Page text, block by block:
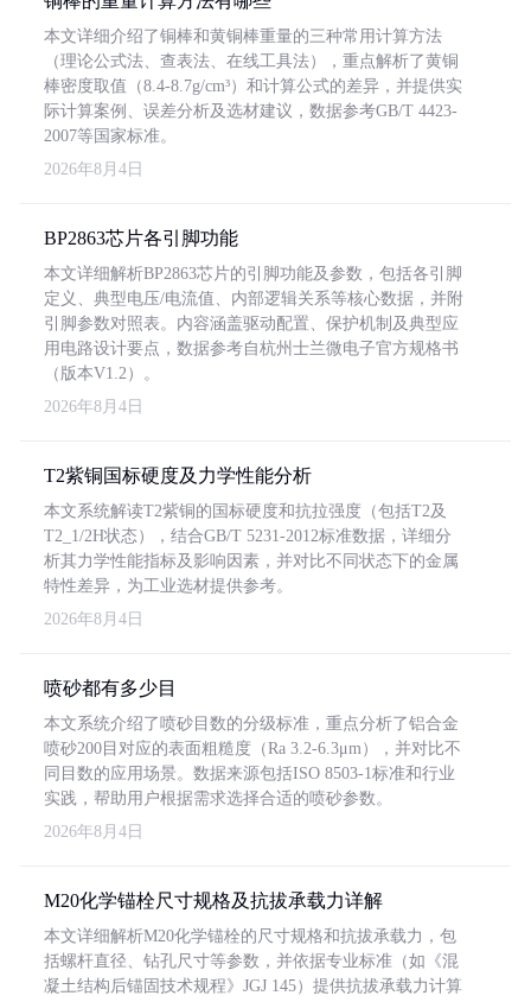
本文详细介绍了铜棒和黄铜棒重量的三种常用计算方法
（理论公式法、查表法、在线工具法），重点解析了黄铜
棒密度取值（8.4-8.7g/cm³）和计算公式的差异，并提供实
际计算案例、误差分析及选材建议，数据参考GB/T 4423-
2007等国家标准。
2026年8月4日
BP2863芯片各引脚功能
本文详细解析BP2863芯片的引脚功能及参数，包括各引脚
定义、典型电压/电流值、内部逻辑关系等核心数据，并附
引脚参数对照表。内容涵盖驱动配置、保护机制及典型应
用电路设计要点，数据参考自杭州士兰微电子官方规格书
（版本V1.2）。
2026年8月4日
T2紫铜国标硬度及力学性能分析
本文系统解读T2紫铜的国标硬度和抗拉强度（包括T2及
T2_1/2H状态），结合GB/T 5231-2012标准数据，详细分
析其力学性能指标及影响因素，并对比不同状态下的金属
特性差异，为工业选材提供参考。
2026年8月4日
喷砂都有多少目
本文系统介绍了喷砂目数的分级标准，重点分析了铝合金
喷砂200目对应的表面粗糙度（Ra 3.2-6.3μm），并对比不
同目数的应用场景。数据来源包括ISO 8503-1标准和行业
实践，帮助用户根据需求选择合适的喷砂参数。
2026年8月4日
M20化学锚栓尺寸规格及抗拔承载力详解
本文详细解析M20化学锚栓的尺寸规格和抗拔承载力，包
括螺杆直径、钻孔尺寸等参数，并依据专业标准（如《混
凝土结构后锚固技术规程》JGJ 145）提供抗拔承载力计算